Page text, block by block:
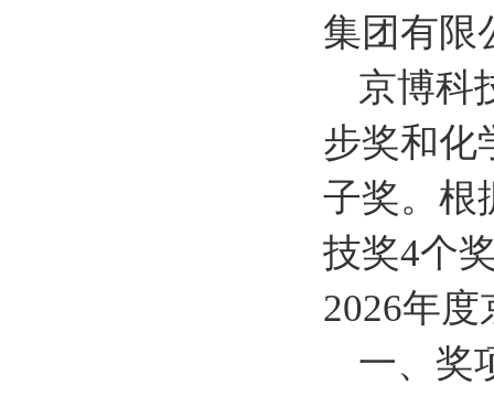
集团有限
京博科
步奖和化
子奖。根
技奖4个
2026年
一、奖